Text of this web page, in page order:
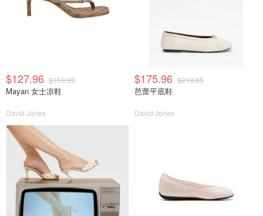
$127.96 $159.95
Mayan 女士凉鞋
David Jones
$175.96 $219.95
芭蕾平底鞋
David Jones